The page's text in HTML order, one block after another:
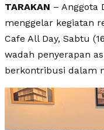
TARAKAN – Anggota
menggelar kegiatan
Cafe All Day, Sabtu
wadah penyerapan
berkontribusi dalam